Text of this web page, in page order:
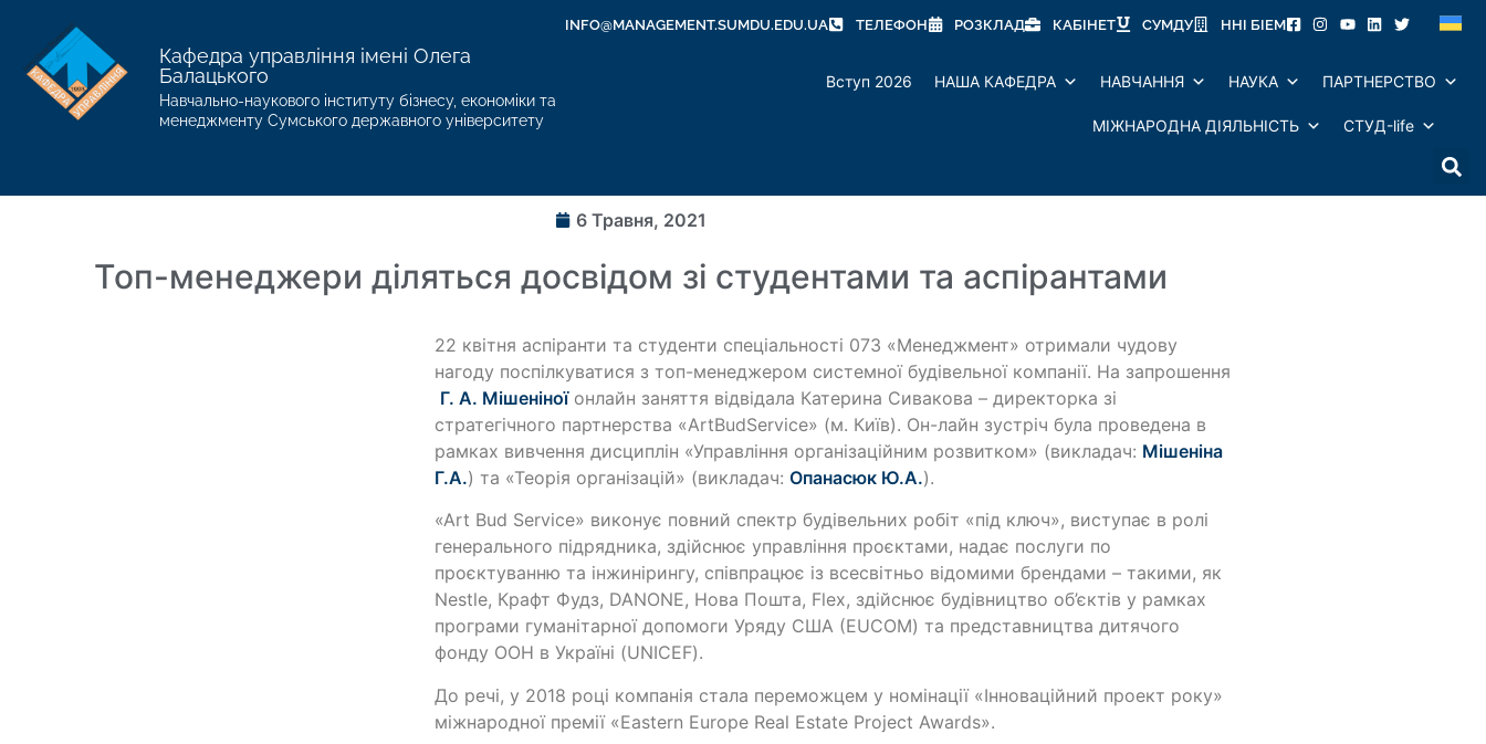
INFO@MANAGEMENT.SUMDU.EDU.UA ТЕЛЕФОН РОЗКЛАД КАБІНЕТ СУМДУ ННІ БІЕМ
Кафедра управління імені Олега
Балацького
Навчально-наукового інституту бізнесу, економіки та
менеджменту Сумського державного університету
Вступ 2026 НАША КАФЕДРА НАВЧАННЯ НАУКА ПАРТНЕРСТВО
МІЖНАРОДНА ДІЯЛЬНІСТЬ СТУД-life
6 Травня, 2021
Топ-менеджери діляться досвідом зі студентами та аспірантами
22 квітня аспіранти та студенти спеціальності 073 «Менеджмент» отримали чудову
нагоду поспілкуватися з топ-менеджером системної будівельної компанії. На запрошення
Г. А. Мішеніноїонлайн заняття відвідала Катерина Сивакова – директорка зі
стратегічного партнерства «ArtBudService» (м. Київ). Он-лайн зустріч була проведена в
рамках вивчення дисциплін «Управління організаційним розвитком» (викладач: Мішеніна
Г.А.) та «Теорія організацій» (викладач:Опанасюк Ю.А.).
«Аrt Вud Service» виконує повний спектр будівельних робіт «під ключ», виступає в ролі
генерального підрядника, здійснює управління проєктами, надає послуги по
проєктуванню та інжинірингу, співпрацює із всесвітньо відомими брендами – такими, як
Nestle, Крафт Фудз, DANONE, Нова Пошта, Flex, здійснює будівництво об’єктів у рамках
програми гуманітарної допомоги Уряду США (EUCOM) та представництва дитячого
фонду ООН в Україні (UNICEF).
До речі, у 2018 році компанія стала переможцем у номінації «Інноваційний проект року»
міжнародної премії «Eastern Europe Real Estate Project Awards».